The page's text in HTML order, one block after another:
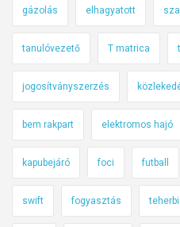
gázolás elhagyatott
tanulóvezető T matrica
jogosítványszerzés
bem rakpart elektromos hajó
kapubejáró foci futball
swift fogyasztás